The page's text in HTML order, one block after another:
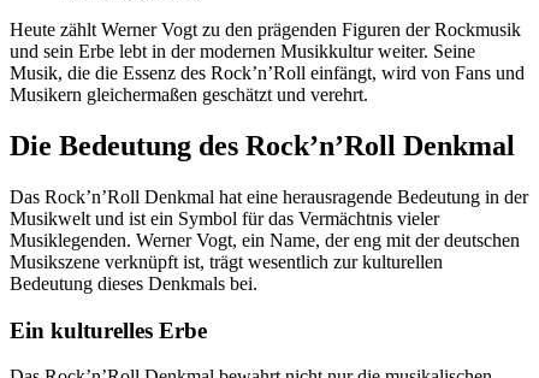
Heute zählt Werner Vogt zu den prägenden Figuren der Rockmusik
und sein Erbe lebt in der modernen Musikkultur weiter. Seine
Musik, die die Essenz des Rock’n’Roll einfängt, wird von Fans und
Musikern gleichermaßen geschätzt und verehrt.
Die Bedeutung des Rock’n’Roll Denkmal
Das Rock’n’Roll Denkmal hat eine herausragende Bedeutung in der
Musikwelt und ist ein Symbol für das Vermächtnis vieler
Musiklegenden. Werner Vogt, ein Name, der eng mit der deutschen
Musikszene verknüpft ist, trägt wesentlich zur kulturellen
Bedeutung dieses Denkmals bei.
Ein kulturelles Erbe